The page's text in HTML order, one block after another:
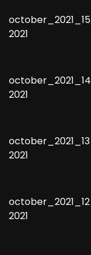
october_2021_15
2021
october_2021_14
2021
october_2021_13
2021
october_2021_12
2021